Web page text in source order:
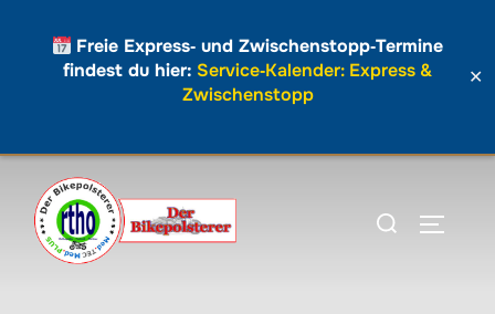
Inhalt
springen
Freie Express‑ und Zwischenstopp‑Termine
findest du hier: Service‑Kalender: Express &
Zwischenstopp
✕
Suchen